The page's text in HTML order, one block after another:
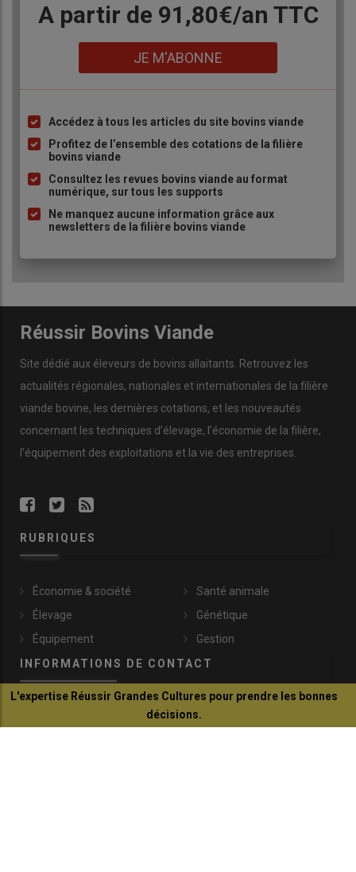
Body
A partir de 91,80€/an​ TTC
JE M'ABONNE
Liste
à
puce
Accédez à tous les articles du site bovins viande
Profitez de l’ensemble des cotations de la filière
bovins viande
Consultez les revues bovins viande au format
numérique, sur tous les supports
Ne manquez aucune information grâce aux
newsletters de la filière bovins viande
Réussir Bovins Viande
Site dédié aux éleveurs de bovins allaitants. Retrouvez les
actualités régionales, nationales et internationales de la filière
viande bovine, les dernières cotations, et les nouveautés
concernant les techniques d’élevage, l’économie de la filière,
l’équipement des exploitations et la vie des entreprises.
RUBRIQUES
Économie & société
Élevage
Équipement
Santé animale
Génétique
Gestion
INFORMATIONS DE CONTACT
communication@reussir.fr
L'expertise Réussir Grandes Cultures pour prendre les bonnes
décisions.